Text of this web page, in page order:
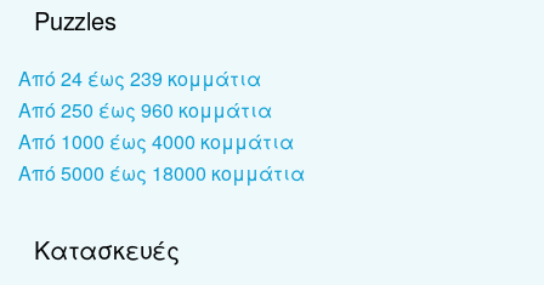
Puzzles
Από 24 έως 239 κομμάτια
Από 250 έως 960 κομμάτια
Από 1000 έως 4000 κομμάτια
Από 5000 έως 18000 κομμάτια
Κατασκευές